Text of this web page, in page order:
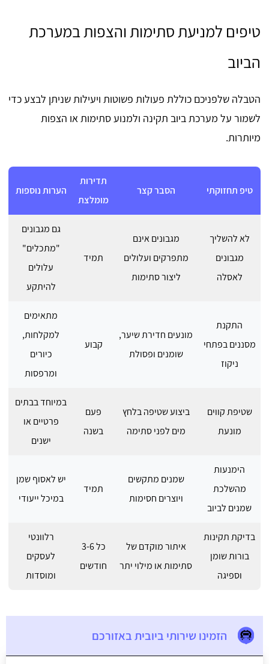
טיפים למניעת סתימות והצפות במערכת
הביוב
הטבלה שלפניכם כוללת פעולות פשוטות ויעילות שניתן לבצע כדי
לשמור על מערכת ביוב תקינה ולמנוע סתימות או הצפות
מיותרות.
טיפ תחזוקתי הסבר קצר
תדירות
מומלצת
הערות נוספות
לא להשליך
מגבונים
לאסלה
מגבונים אינם
מתפרקים ועלולים
ליצור סתימות
תמיד
גם מגבונים
"מתכלים"
עלולים
להיתקע
התקנת
מסננים בפתחי
ניקוז
מונעים חדירת שיער,
שומנים ופסולת
קבוע
מתאימים
למקלחות,
כיורים
ומרפסות
שטיפת קווים
מונעת
ביצוע שטיפה בלחץ
מים לפני סתימה
פעם
בשנה
במיוחד בבתים
פרטיים או
ישנים
הימנעות
מהשלכת
שמנים לביוב
שמנים מתקשים
ויוצרים חסימות
תמיד
יש לאסוף שמן
במיכל ייעודי
בדיקת תקינות
בורות שומן
וספיגה
איתור מוקדם של
סתימות או מילוי יתר
כל 3-6
חודשים
רלוונטי
לעסקים
ומוסדות
הזמינו שירותי ביובית באזורכם